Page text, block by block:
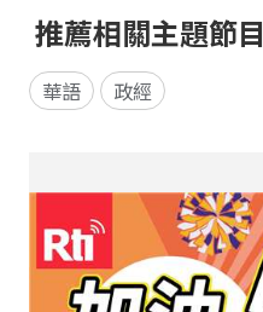
推薦相關主題節目
華語 政經